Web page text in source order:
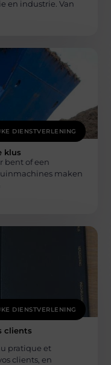
en industrie. Van
DIENSTVERLENING
klus
bent of een
maken
DIENSTVERLENING
clients
pratique et
clients, en